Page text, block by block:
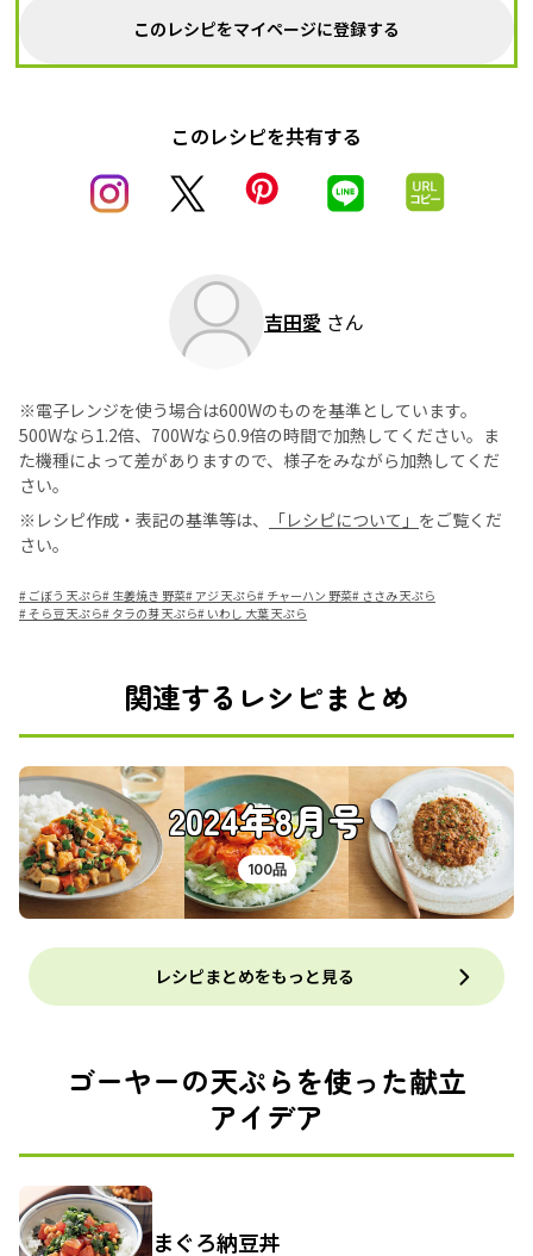
このレシピをマイページに登録する
このレシピを共有する
吉田愛 さん
※電子レンジを使う場合は600Wのものを基準としています。
500Wなら1.2倍、700Wなら0.9倍の時間で加熱してください。ま
た機種によって差がありますので、様子をみながら加熱してくだ
さい。
※レシピ作成・表記の基準等は、
「レシピについて」 をご覧くだ
さい。
# ごぼう 天ぷら# 生姜焼き 野菜# アジ 天ぷら# チャーハン 野菜# ささみ 天ぷら
#そら豆 天ぷら# タラの芽 天ぷら# いわし 大葉 天ぷら
関連するレシピまとめ
2024年8月号
100品
レシピまとめをもっと見る
ゴーヤーの天ぷらを使った献立
アイデア
まぐろ納豆丼